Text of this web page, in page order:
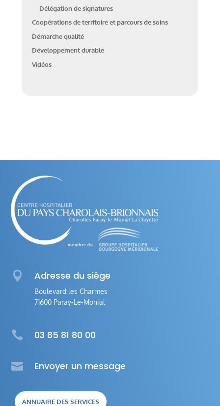
Délégation de signatures
Coopérations de territoire et parcours de soins
Démarche qualité
Développement durable
Vidéos
 Adresse du siège
Boulevard les Charmes
71600 Paray-Le-Monial
 03 85 81 80 00
 Envoyer un message
ANNUAIRE DES SERVICES